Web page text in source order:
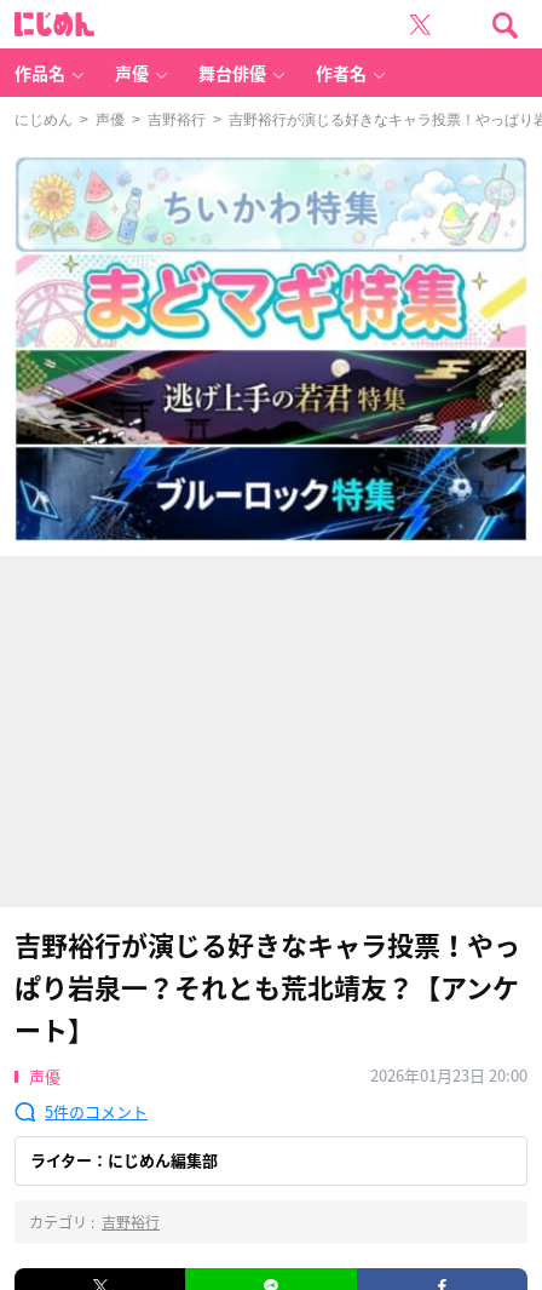
作品名 声優 舞台俳優 作者名
にじめん > 声優 > 吉野裕行 > 吉野裕行が演じる好きなキャラ投票！やっぱり
吉野裕行が演じる好きなキャラ投票！やっ
ぱり岩泉一？それとも荒北靖友？【アンケ
ート】
声優
2026年01月23日 20:00
5
ライター：にじめん編集部
カテゴリ : 吉野裕行